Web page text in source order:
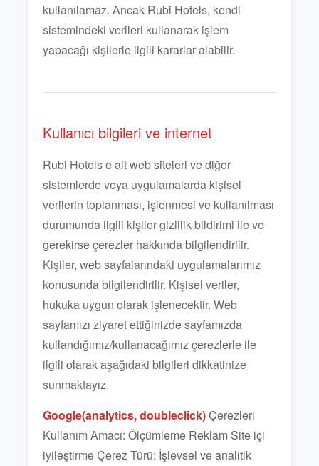
kullanılamaz. Ancak Rubi Hotels, kendi
sistemindeki verileri kullanarak işlem
yapacağı kişilerle ilgili kararlar alabilir.
Kullanıcı bilgileri ve internet
Rubi Hotels e ait web siteleri ve diğer
sistemlerde veya uygulamalarda kişisel
verilerin toplanması, işlenmesi ve kullanılması
durumunda ilgili kişiler gizlilik bildirimi ile ve
gerekirse çerezler hakkında bilgilendirilir.
Kişiler, web sayfalarındaki uygulamalarımız
konusunda bilgilendirilir. Kişisel veriler,
hukuka uygun olarak işlenecektir. Web
sayfamızı ziyaret ettiğinizde sayfamızda
kullandığımız/kullanacağımız çerezlerle ile
ilgili olarak aşağıdaki bilgileri dikkatinize
sunmaktayız.
Google(analytics, doubleclick)Çerezleri
Kullanım Amacı: Ölçümleme Reklam Site içi
iyileştirme Çerez Türü: İşlevsel ve analitik